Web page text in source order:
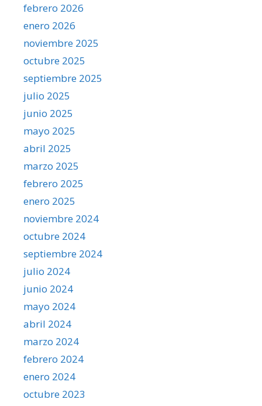
febrero 2026
enero 2026
noviembre 2025
octubre 2025
septiembre 2025
julio 2025
junio 2025
mayo 2025
abril 2025
marzo 2025
febrero 2025
enero 2025
noviembre 2024
octubre 2024
septiembre 2024
julio 2024
junio 2024
mayo 2024
abril 2024
marzo 2024
febrero 2024
enero 2024
octubre 2023